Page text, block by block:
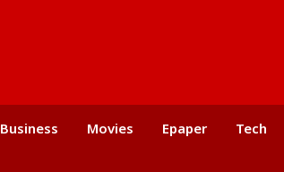
Business Movies Epaper Tech